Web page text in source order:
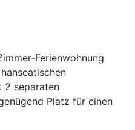
Ferienwohnung
2 separaten
Platz für einen